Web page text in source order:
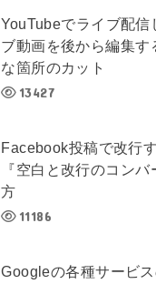
YouTubeでライブ配信
ブ動画を後から編集す
な箇所のカット
13427
Facebook投稿で改行
『空白と改行のコン
方
11186
Googleの各種サービ